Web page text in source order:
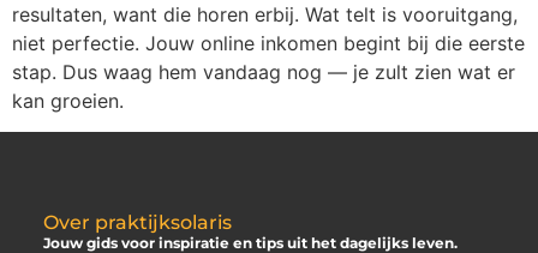
resultaten, want die horen erbij. Wat telt is vooruitgang,
niet perfectie. Jouw online inkomen begint bij die eerste
stap. Dus waag hem vandaag nog — je zult zien wat er
kan groeien.
Over praktijksolaris
Jouw gids voor inspiratie en tips uit het dagelijks leven.